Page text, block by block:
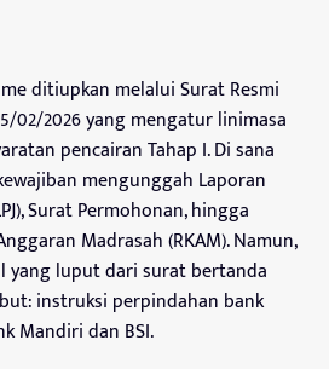
ditiupkan melalui Surat Resmi
02/2026 yang mengatur linimasa
pencairan Tahap I. Di sana
mengunggah Laporan
Surat Permohonan, hingga
Madrasah (RKAM). Namun,
yang luput dari surat bertanda
instruksi perpindahan bank
Mandiri dan BSI.